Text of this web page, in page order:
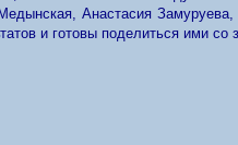
Анастасия
и готовы поделиться ими